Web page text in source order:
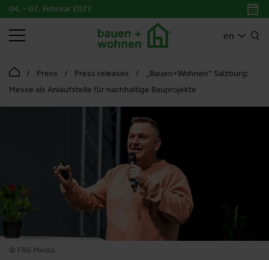
04. – 07. Februar 2027
en
SEARCH
Press Press releases
„Bauen+Wohnen“ Salzburg:
Messe als Anlaufstelle für nachhaltige Bauprojekte
© FRB Media